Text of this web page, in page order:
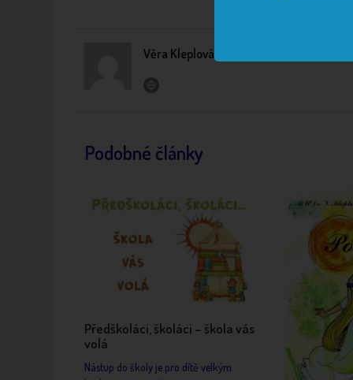
Věra Kleplová
Podobné články
Předškoláci, školáci – škola vás
volá
Nástup do školy je pro dítě velkým